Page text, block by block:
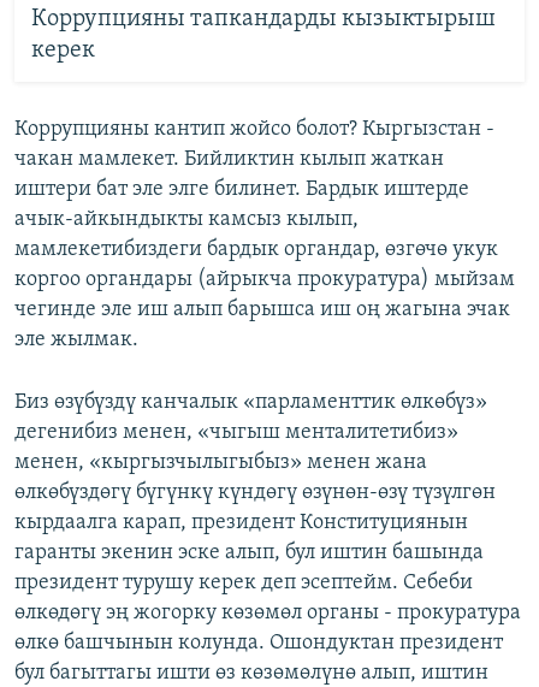
Коррупцияны тапкандарды кызыктырыш
керек
Коррупцияны кантип жойсо болот? Кыргызстан -
чакан мамлекет. Бийликтин кылып жаткан
иштери бат эле элге билинет. Бардык иштерде
ачык-айкындыкты камсыз кылып,
мамлекетибиздеги бардык органдар, өзгөчө укук
коргоо органдары (айрыкча прокуратура) мыйзам
чегинде эле иш алып барышса иш оң жагына эчак
эле жылмак.
Биз өзүбүздү канчалык «парламенттик өлкөбүз»
дегенибиз менен, «чыгыш менталитетибиз»
менен, «кыргызчылыгыбыз» менен жана
өлкөбүздөгү бүгүнкү күндөгү өзүнөн-өзү түзүлгөн
кырдаалга карап, президент Конституциянын
гаранты экенин эске алып, бул иштин башында
президент турушу керек деп эсептейм. Себеби
өлкөдөгү эң жогорку көзөмөл органы - прокуратура
өлкө башчынын колунда. Ошондуктан президент
бул багыттагы ишти өз көзөмөлүнө алып, иштин